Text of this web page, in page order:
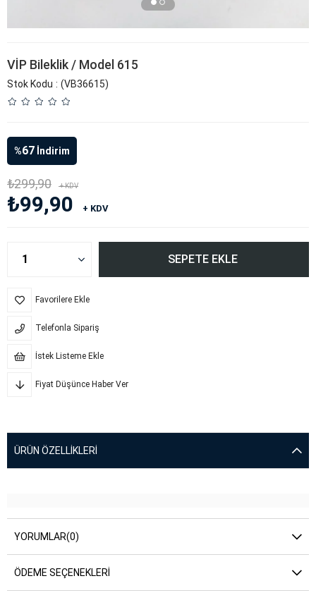
VİP Bileklik / Model 615
Stok Kodu (VB36615)
%67 İndirim
₺299,90 + KDV
₺99,90 + KDV
Favorilere Ekle
Telefonla Sipariş
İstek Listeme Ekle
Fiyat Düşünce Haber Ver
ÜRÜN ÖZELLIKLERI
YORUMLAR(0)
ÖDEME SEÇENEKLERI